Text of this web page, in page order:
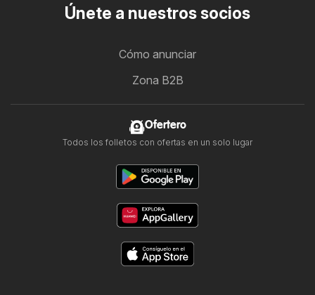
Únete a nuestros socios
Cómo anunciar
Zona B2B
Ofertero
Todos los folletos con ofertas en un solo lugar